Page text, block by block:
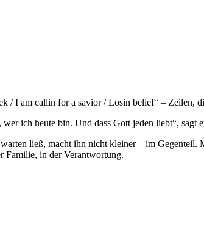
/ I am callin for a savior / Losin belief“ – Zeilen,
ich heute bin. Und dass Gott jeden liebt“,
ließ, macht ihn nicht kleiner – im
Familie, in der Verantwortung.